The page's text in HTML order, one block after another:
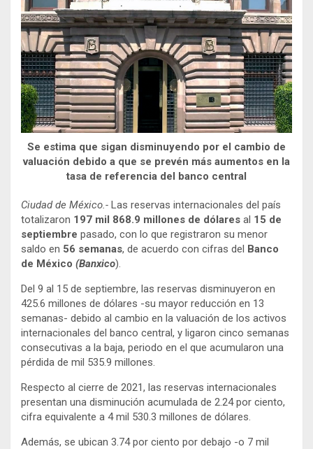
Se estima que sigan disminuyendo por el cambio de
valuación debido a que se prevén más aumentos en la
tasa de referencia del banco central
Ciudad de México.- Las reservas internacionales del país
totalizaron 197 mil 868.9 millones de dólares al 15 de
septiembre pasado, con lo que registraron su menor
saldo en 56 semanas, de acuerdo con cifras del Banco
de México (Banxico).
Del 9 al 15 de septiembre, las reservas disminuyeron en
425.6 millones de dólares -su mayor reducción en 13
semanas- debido al cambio en la valuación de los activos
internacionales del banco central, y ligaron cinco semanas
consecutivas a la baja, periodo en el que acumularon una
pérdida de mil 535.9 millones.
Respecto al cierre de 2021, las reservas internacionales
presentan una disminución acumulada de 2.24 por ciento,
cifra equivalente a 4 mil 530.3 millones de dólares.
Además, se ubican 3.74 por ciento por debajo -o 7 mil